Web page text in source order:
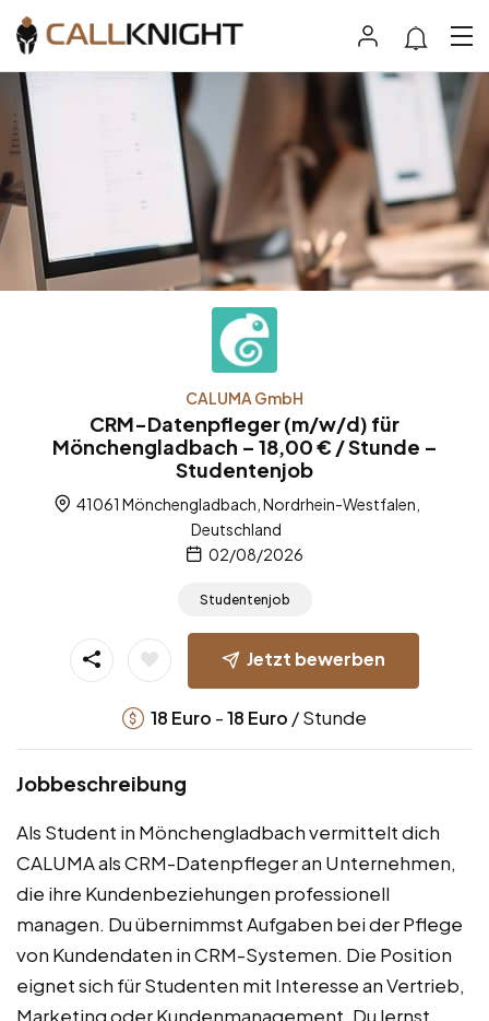
CALUMA GmbH
CRM-Datenpfleger (m/w/d) für
Mönchengladbach – 18,00 € / Stunde –
Studentenjob
41061 Mönchengladbach, Nordrhein-Westfalen,
Deutschland
02/08/2026
Studentenjob
Jetzt bewerben
18 Euro -18 Euro / Stunde
Jobbeschreibung
Als Student in Mönchengladbach vermittelt dich
CALUMA als CRM-Datenpfleger an Unternehmen,
die ihre Kundenbeziehungen professionell
managen. Du übernimmst Aufgaben bei der Pflege
von Kundendaten in CRM-Systemen. Die Position
eignet sich für Studenten mit Interesse an Vertrieb,
Marketing oder Kundenmanagement. Du lernst